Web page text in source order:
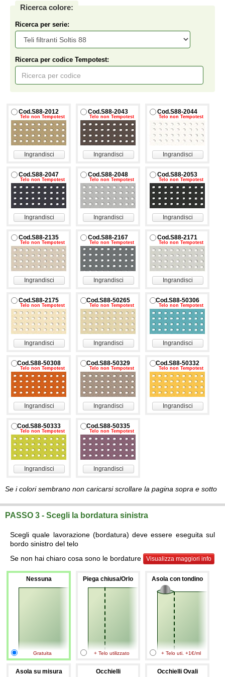
Ricerca colore:
Ricerca per serie:
Ricerca per codice Tempotest:
Cod.S88-2012
Telo non Tempotest
Ingrandisci
Cod.S88-2043
Telo non Tempotest
Ingrandisci
Cod.S88-2044
Telo non Tempotest
Ingrandisci
Cod.S88-2047
Telo non Tempotest
Ingrandisci
Cod.S88-2048
Telo non Tempotest
Ingrandisci
Cod.S88-2053
Telo non Tempotest
Ingrandisci
Cod.S88-2135
Telo non Tempotest
Ingrandisci
Cod.S88-2167
Telo non Tempotest
Ingrandisci
Cod.S88-2171
Telo non Tempotest
Ingrandisci
Cod.S88-2175
Telo non Tempotest
Ingrandisci
Cod.S88-50265
Telo non Tempotest
Ingrandisci
Cod.S88-50306
Telo non Tempotest
Ingrandisci
Cod.S88-50308
Telo non Tempotest
Ingrandisci
Cod.S88-50329
Telo non Tempotest
Ingrandisci
Cod.S88-50332
Telo non Tempotest
Ingrandisci
Cod.S88-50333
Telo non Tempotest
Ingrandisci
Cod.S88-50335
Telo non Tempotest
Ingrandisci
Se i colori sembrano non caricarsi scrollare la pagina sopra e sotto
PASSO 3 - Scegli la bordatura sinistra
Scegli quale lavorazione (bordatura) deve essere eseguita sul
bordo sinistro del telo
Se non hai chiaro cosa sono le bordature
Visualizza maggiori info
Nessuna
Gratuita
Piega chiusa/Orlo
+ Telo utilizzato
Asola con tondino
+ Telo uti. +1€/ml
Asola su misura Occhielli Occhielli Ovali